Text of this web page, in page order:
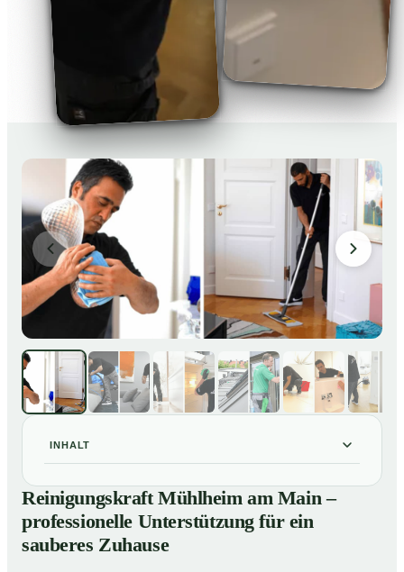
INHALT
01Reinigungskraft Mühlheim am Main – professionelle
Unterstützung für ein sauberes Zuhause
02 Unsere Leistungen im Überblick
Reinigungskraft Mühlheim am Main –
professionelle Unterstützung für ein
sauberes Zuhause